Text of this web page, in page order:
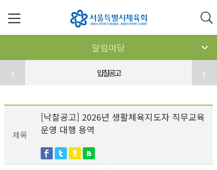
알림마당
입찰공고
제목
[낙찰공고] 2026년 생활체육지도자 직무교육
운영 대행 용역